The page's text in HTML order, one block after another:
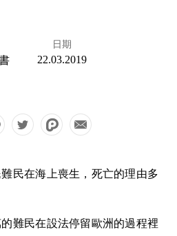
日期
22.03.2019
民在海上喪生，死亡的理由多
難民在設法停留歐洲的過程裡